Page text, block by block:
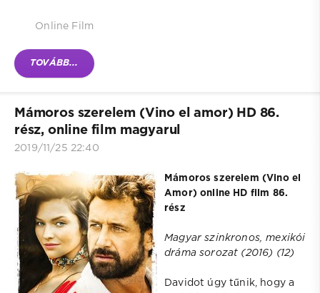
Online Film
TOVÁBB...
Mámoros szerelem (Vino el amor) HD 86.
rész, online film magyarul
2019/11/25 22:40
Mámoros szerelem (Vino el
Amor) online HD film 86.
rész
Magyar szinkronos, mexikói
dráma sorozat (2016) (12)
Davidot úgy tűnik, hogy a